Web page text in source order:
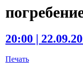
20:00 |
Печать